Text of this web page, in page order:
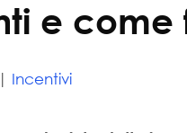
e come
Incentivi